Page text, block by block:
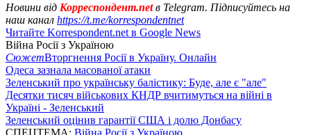
Новини від Корреспондент.netв Telegram. Підписуйтесь на
наш канал https://t.me/korrespondentnet
Читайте Korrespondent.net в Google News
Війна Росії з Україною
СюжетВторгнення Росії в Україну. Онлайн
Одеса зазнала масованої атаки
Зеленський про українську балістику: Буде, але є "але"
Десятки тисяч військових КНДР вчитимуться на війні в
Україні - Зеленський
Зеленський оцінив гарантії США і долю Донбасу
СПЕЦТЕМА: Війна Росії з Україною